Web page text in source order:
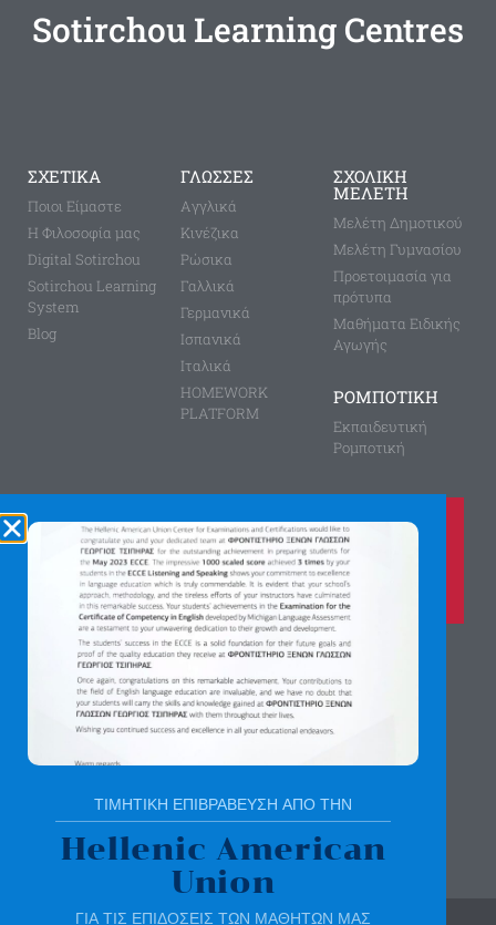
Sotirchou Learning Centres
ΣΧΕΤΙΚΑ
Ποιοι Είμαστε
Η Φιλοσοφία μας
Digital Sotirchou
Sotirchou Learning
System
Blog
ΓΛΩΣΣΕΣ
Aγγλικά
Κινέζικα
Ρώσικα
Γαλλικά
Γερμανικά
Ισπανικά
Ιταλικά
HOMEWORK
PLATFORM
ΣΧΟΛΙΚΗ
ΜΕΛΕΤΗ
Μελέτη Δημοτικού
Μελέτη Γυμνασίου
Προετοιμασία για
πρότυπα
Μαθήματα Ειδικής
Αγωγής
ΡΟΜΠΟΤΙΚΗ
Εκπαιδευτική
Ρομποτική
Καλέστε μας τώρα στο
210 8028149
για περισσότερες πληροφορίες
Αγίας Παρασκευής 8, Άνω Πεύκη
Αργύρη Γεωργίου 2, Λυκόβρυση
Πατήστε εδώ για χάρτη
© All rights reserved | sotirchou.gr
ΤΙΜΗΤΙΚΗ ΕΠΙΒΡΑΒΕΥΣΗ ΑΠΟ ΤΗΝ
Hellenic American
Union
ΓΙΑ ΤΙΣ ΕΠΙΔΟΣΕΙΣ ΤΩΝ ΜΑΘΗΤΩΝ ΜΑΣ